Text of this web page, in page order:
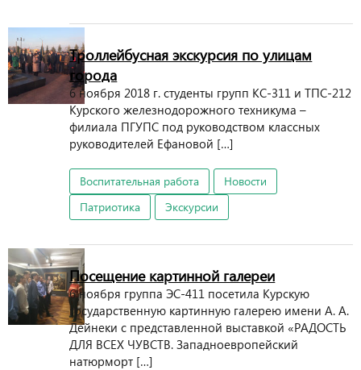
Троллейбусная экскурсия по улицам
города
6 ноября 2018 г. студенты групп КС-311 и ТПС-212
Курского железнодорожного техникума –
филиала ПГУПС под руководством классных
руководителей Ефановой […]
Воспитательная работа
Новости
Патриотика
Экскурсии
Посещение картинной галереи
6 ноября группа ЭС-411 посетила Курскую
государственную картинную галерею имени А. А.
Дейнеки с представленной выставкой «РАДОСТЬ
ДЛЯ ВСЕХ ЧУВСТВ. Западноевропейский
натюрморт […]